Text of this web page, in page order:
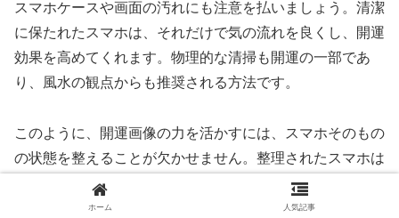
スマホケースや画面の汚れにも注意を払いましょう。清潔
に保たれたスマホは、それだけで気の流れを良くし、開運
効果を高めてくれます。物理的な清掃も開運の一部であ
り、風水の観点からも推奨される方法です。
このように、開運画像の力を活かすには、スマホそのもの
の状態を整えることが欠かせません。整理されたスマホは
まるで神聖な祭壇のように、運気を受け取りやすい状態に
整えられた場所となります。開運画像をただ設定するだけ
ホーム 人気記事